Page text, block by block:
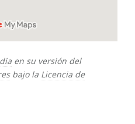
en su versión del
bajo la Licencia de